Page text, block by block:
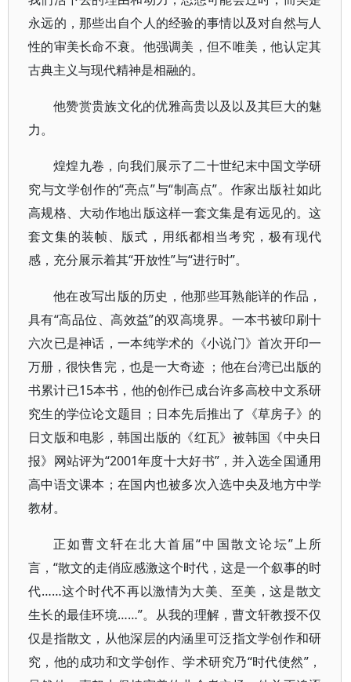
永远的，那些出自个人的经验的事情以及对自然与人
性的审美长命不衰。他强调美，但不唯美，他认定其
古典主义与现代精神是相融的。
他赞赏贵族文化的优雅高贵以及以及其巨大的魅
力。
煌煌九卷，向我们展示了二十世纪末中国文学研
究与文学创作的“亮点”与“制高点”。作家出版社如此
高规格、大动作地出版这样一套文集是有远见的。这
套文集的装帧、版式，用纸都相当考究，极有现代
感，充分展示着其“开放性”与“进行时”。
他在改写出版的历史，他那些耳熟能详的作品，
具有“高品位、高效益”的双高境界。一本书被印刷十
六次已是神话，一本纯学术的《小说门》首次开印一
万册，很快售完，也是一大奇迹 ；他在台湾已出版的
书累计已15本书，他的创作已成台许多高校中文系研
究生的学位论文题目；日本先后推出了《草房子》的
日文版和电影，韩国出版的《红瓦》被韩国《中央日
报》网站评为“2001年度十大好书”，并入选全国通用
高中语文课本；在国内也被多次入选中央及地方中学
教材。
正如曹文轩在北大首届“中国散文论坛”上所
言，“散文的走俏应感激这个时代，这是一个叙事的时
代……这个时代不再以激情为大美、至美，这是散文
生长的最佳环境……”。从我的理解，曹文轩教授不仅
仅是指散文，从他深层的内涵里可泛指文学创作和研
究，他的成功和文学创作、学术研究乃“时代使然”，